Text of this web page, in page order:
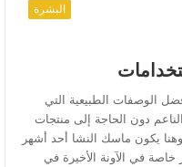
البشرة
الوصفات الطبيعية التي
دون الحاجة إلى منتجات
يكون ماسك النشا أحد أشهر
في الآونة الأخيرة في